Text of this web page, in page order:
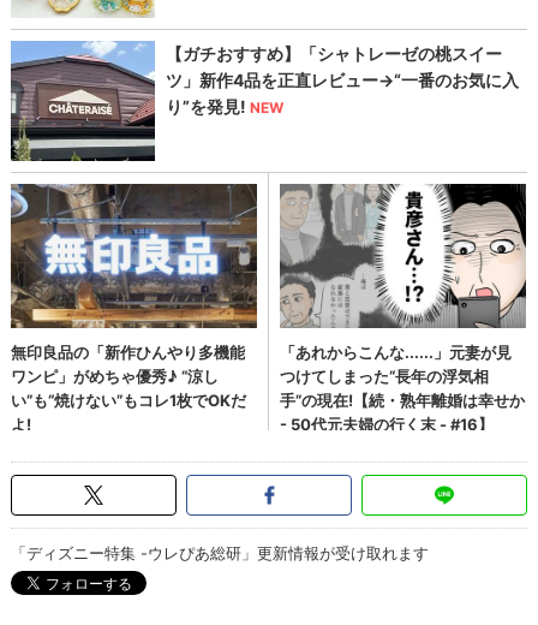
「ディズニー特集 -ウレぴあ総研」更新情報が受け取れます